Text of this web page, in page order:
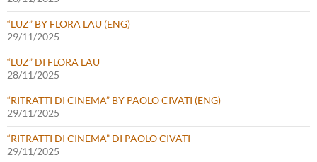
“LUZ” BY FLORA LAU (ENG)
29/11/2025
“LUZ” DI FLORA LAU
28/11/2025
“RITRATTI DI CINEMA” BY PAOLO CIVATI (ENG)
29/11/2025
“RITRATTI DI CINEMA” DI PAOLO CIVATI
29/11/2025